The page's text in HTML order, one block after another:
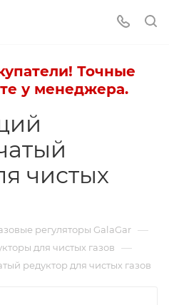
Точные
у менеджера.
чистых
регуляторы GalaGar —
для чистых газов —
редуктор для чистых газов